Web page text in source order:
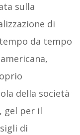
sulla
di
da tempo
della società
, gel per il
di